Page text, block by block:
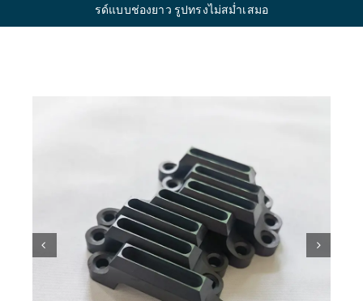
การประยุกต์ใช้เซรามิก
ความรู้เกี่ยวกับเซรามิก
รด์แบบช่องยาว รูปทรงไม่สม่ำเสมอ